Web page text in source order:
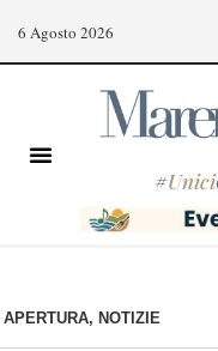
6 Agosto 2026
#Unici
APERTURA, NOTIZIE